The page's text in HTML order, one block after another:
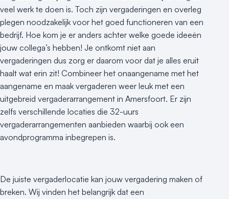
veel werk te doen is. Toch zijn vergaderingen en overleg
plegen noodzakelijk voor het goed functioneren van een
bedrijf. Hoe kom je er anders achter welke goede ideeën
jouw collega’s hebben! Je ontkomt niet aan
vergaderingen dus zorg er daarom voor dat je alles eruit
haalt wat erin zit! Combineer het onaangename met het
aangename en maak vergaderen weer leuk met een
uitgebreid vergaderarrangement in Amersfoort. Er zijn
zelfs verschillende locaties die 32-uurs
vergaderarrangementen aanbieden waarbij ook een
avondprogramma inbegrepen is.
De juiste vergaderlocatie kan jouw vergadering maken of
breken. Wij vinden het belangrijk dat een